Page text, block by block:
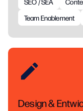
Team Enablement
Design &